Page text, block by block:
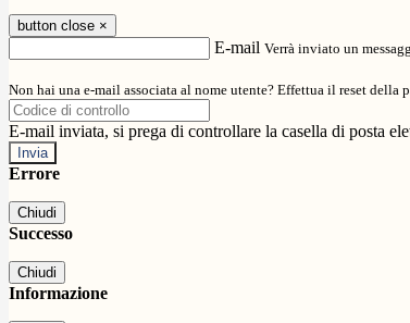
button close ×
E-mail Verrà inviato un
Non hai una e-mail associata al nome utente? Effettua il reset della
E-mail inviata, si prega di controllare la casella di posta
Errore
Chiudi
Successo
Chiudi
Informazione